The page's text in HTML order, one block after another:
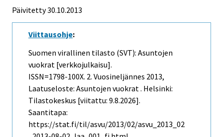
Päivitetty 30.10.2013
Viittausohje:
Suomen virallinen tilasto (SVT): Asuntojen
vuokrat [verkkojulkaisu].
ISSN=1798-100X. 2. Vuosineljännes 2013,
Laatuseloste: Asuntojen vuokrat . Helsinki:
Tilastokeskus [viitattu: 9.8.2026].
Saantitapa:
https://stat.fi/til/asvu/2013/02/asvu_2013_02